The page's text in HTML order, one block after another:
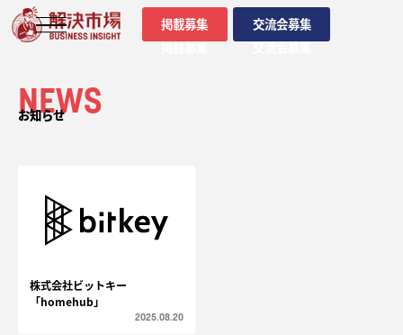
掲載募集
掲載募集
交流会募集
交流会募集
NEWS
お知らせ
株式会社ビットキー
「homehub」
2025.08.20